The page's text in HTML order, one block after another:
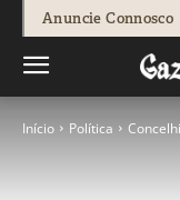
Anuncie Connosco
Início Política